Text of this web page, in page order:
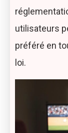
utilisateurs
préféré en
loi.